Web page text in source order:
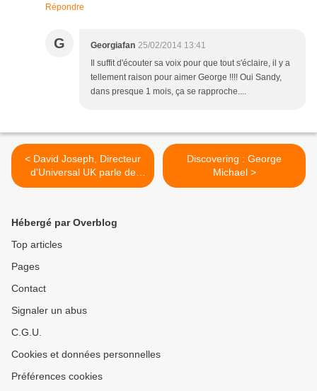
Répondre
G Georgiafan 25/02/2014 13:41
Il suffit d'écouter sa voix pour que tout s'éclaire, il y a
tellement raison pour aimer George !!!! Oui Sandy,
dans presque 1 mois, ça se rapproche....
< David Joseph, Directeur
d'Universal UK parle de
George Michael !!
Discovering : George
Michael >
Hébergé par Overblog
Top articles
Pages
Contact
Signaler un abus
C.G.U.
Cookies et données personnelles
Préférences cookies